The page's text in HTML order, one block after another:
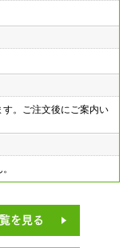
。ご注文後にご案内い
を見る